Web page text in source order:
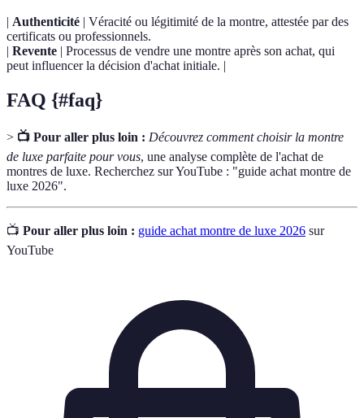
| Authenticité | Véracité ou légitimité de la montre, attestée par des
certificats ou professionnels.
| Revente | Processus de vendre une montre après son achat, qui
peut influencer la décision d'achat initiale. |
FAQ {#faq}
> 📺 Pour aller plus loin : Découvrez comment choisir la montre
de luxe parfaite pour vous, une analyse complète de l'achat de
montres de luxe. Recherchez sur YouTube : "guide achat montre de
luxe 2026".
📺 Pour aller plus loin : guide achat montre de luxe 2026 sur
YouTube